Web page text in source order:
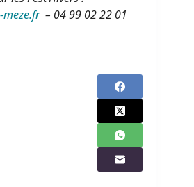
meze.fr – 04 99 02 22 01